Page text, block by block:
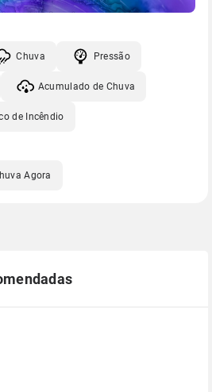
Chuva Pressão
Acumulado de Chuva
de Incêndio
Agora